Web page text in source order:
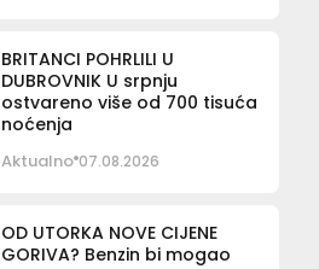
BRITANCI POHRLILI U
DUBROVNIK U srpnju
ostvareno više od 700 tisuća
noćenja
Aktualno 07.08.2026
OD UTORKA NOVE CIJENE
GORIVA? Benzin bi mogao